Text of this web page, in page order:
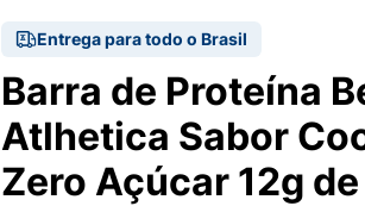
Entrega para todo o Brasil
Barra de Proteína
Atlhetica Sabor
Zero Açúcar 12g